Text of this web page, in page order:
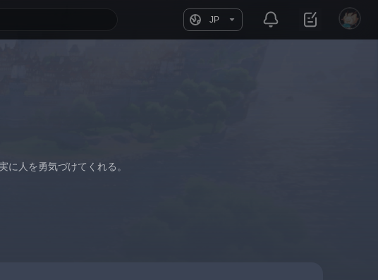
JP
に人を勇気づけてくれる。